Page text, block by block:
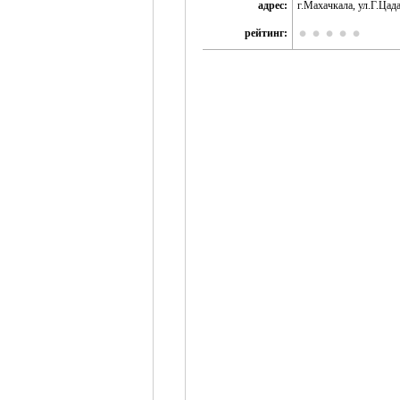
адрес: г.Махачкала,
рейтинг: